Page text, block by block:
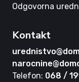
Odgovorna
Kontakt
Telefon: 068 /